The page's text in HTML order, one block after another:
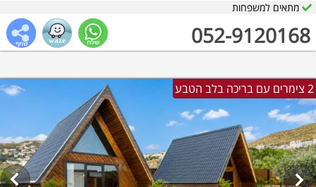
052-9120168
מתאים למשפחות
2 צימרים עם בריכה בלב הטבע